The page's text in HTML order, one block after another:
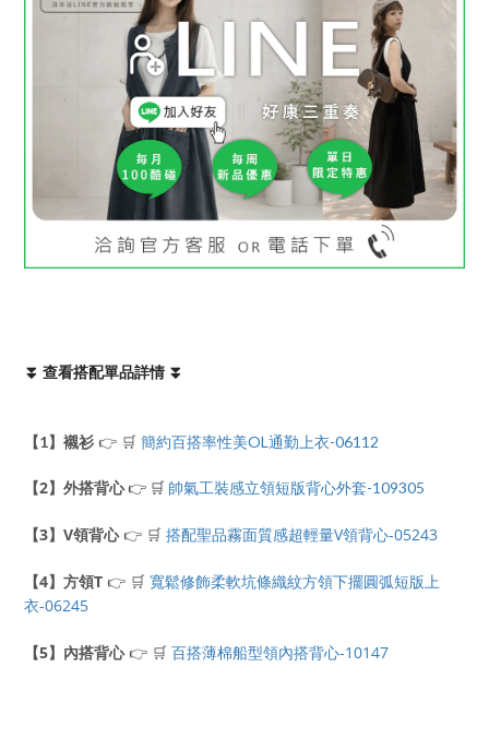
⏬ 查看搭配單品詳情 ⏬
【1】襯衫 👉 🛒 簡約百搭率性美OL通勤上衣-06112
【2】外搭背心👉 🛒 帥氣工裝感立領短版背心外套-109305
【3】V領背心👉 🛒 搭配聖品霧面質感超輕量V領背心-05243
【4】方領T 👉 🛒 寬鬆修飾柔軟坑條織紋方領下擺圓弧短版上
衣-06245
【5】內搭背心👉 🛒 百搭薄棉船型領內搭背心-10147